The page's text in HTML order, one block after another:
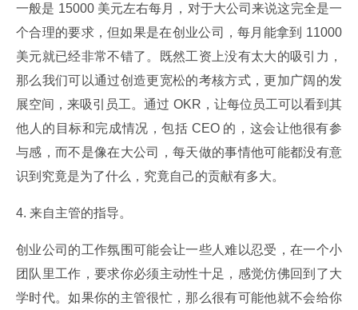
一般是 15000 美元左右每月，对于大公司来说这完全是一
个合理的要求，但如果是在创业公司，每月能拿到 11000
美元就已经非常不错了。既然工资上没有太大的吸引力，
那么我们可以通过创造更宽松的考核方式，更加广阔的发
展空间，来吸引员工。通过 OKR，让每位员工可以看到其
他人的目标和完成情况，包括 CEO 的，这会让他很有参
与感，而不是像在大公司，每天做的事情他可能都没有意
识到究竟是为了什么，究竟自己的贡献有多大。
4. 来自主管的指导。
创业公司的工作氛围可能会让一些人难以忍受，在一个小
团队里工作，要求你必须主动性十足，感觉仿佛回到了大
学时代。如果你的主管很忙，那么很有可能他就不会给你